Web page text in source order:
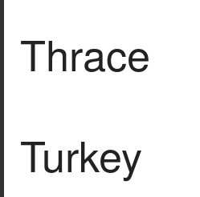
Thrace
Turkey